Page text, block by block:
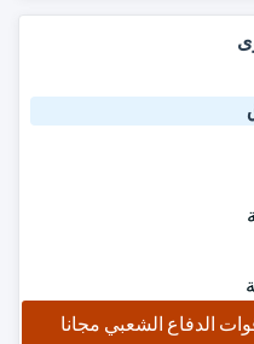
الدفاع الشعبي مجانا